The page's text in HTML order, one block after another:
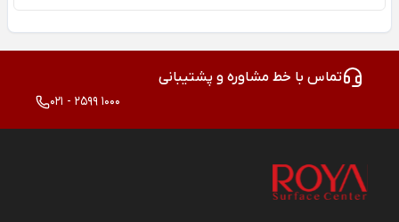
تماس با خط مشاوره و پشتیبانی
021 - 2599 1000